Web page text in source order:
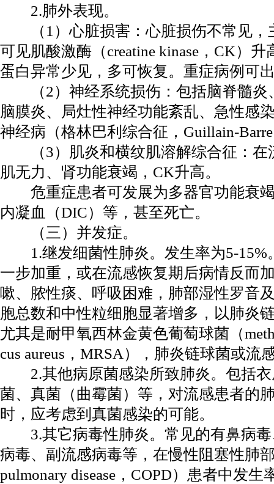
2.肺外表现。
（1）心脏损害：心脏损伤不常见，
可见肌酸激酶（creatine kinase，CK）
蛋白异常少见，多可恢复。重症病例可
（2）神经系统损伤：包括脑脊髓炎
脑膜炎、局灶性神经功能紊乱、急性感
神经病（格林巴利综合征，Guillain-
（3）肌炎和横纹肌溶解综合征：在
肌无力、肾功能衰竭，CK升高。
危重症患者可发展为多器官功能衰竭
内凝血（DIC）等，甚至死亡。
（三）并发症。
1.继发细菌性肺炎。发生率为5-15%
一步加重，或在流感恢复期后病情反而
嗽、脓性痰、呼吸困难，肺部湿性罗音
胞总数和中性粒细胞显著增多，以肺炎
尤其是耐甲氧西林金黄色葡萄球菌（
cus aureus，MRSA），肺炎链球菌或流
2.其他病原菌感染所致肺炎。包括衣
菌、真菌（曲霉菌）等，对流感患者的
时，应考虑到真菌感染的可能。
3.其它病毒性肺炎。常见的有鼻病毒
病毒、副流感病毒等，在慢性阻塞性肺
pulmonary disease，COPD）患者中发